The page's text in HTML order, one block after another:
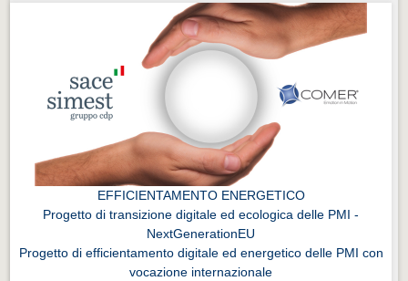
EFFICIENTAMENTO ENERGETICO
Progetto di transizione digitale ed ecologica delle PMI -
NextGenerationEU
Progetto di efficientamento digitale ed energetico delle PMI con
vocazione internazionale